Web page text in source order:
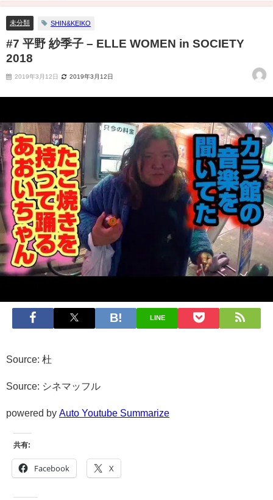
未分類 SHIN&KEIKO
#7 平野 紗季子 – ELLE WOMEN in SOCIETY
2018
2019年3月12日 2019年3月12日
LINE
Source: 杜
Source: シネマッフル
powered by Auto Youtube Summarize
共有:
Facebook X